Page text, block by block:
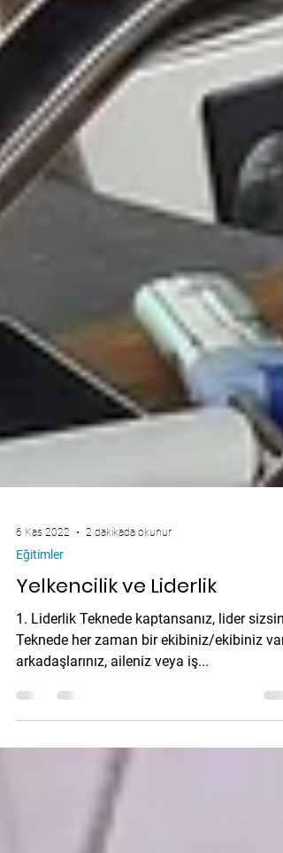
6 Kas 2022 2 dakikada okunur
Eğitimler
Yelkencilik ve Liderlik
1. Liderlik Teknede kaptansanız, lider
Teknede her zaman bir ekibiniz/ekibiniz var
arkadaşlarınız, aileniz veya iş...